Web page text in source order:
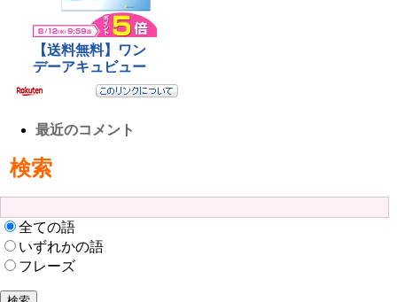
最近のコメント
検索
全ての語
いずれかの語
フレーズ